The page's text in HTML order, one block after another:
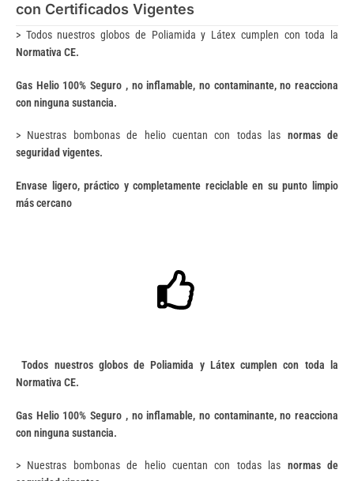
con Certificados Vigentes
> Todos nuestros globos de Poliamida y Látex cumplen con toda la
Normativa CE.
Gas Helio 100% Seguro , no inflamable, no contaminante, no reacciona
con ninguna sustancia.
> Nuestras bombonas de helio cuentan con todas las normas de
seguridad vigentes.
Envase ligero, práctico y completamente reciclable en su punto limpio
más cercano
Todos nuestros globos de Poliamida y Látex cumplen con toda la
Normativa CE.
Gas Helio 100% Seguro , no inflamable, no contaminante, no reacciona
con ninguna sustancia.
> Nuestras bombonas de helio cuentan con todas las normas de